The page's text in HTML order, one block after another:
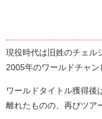
現役時代は旧姓のチェル
2005年のワールドチャン
ワールドタイトル獲得後
離れたものの、再びツア